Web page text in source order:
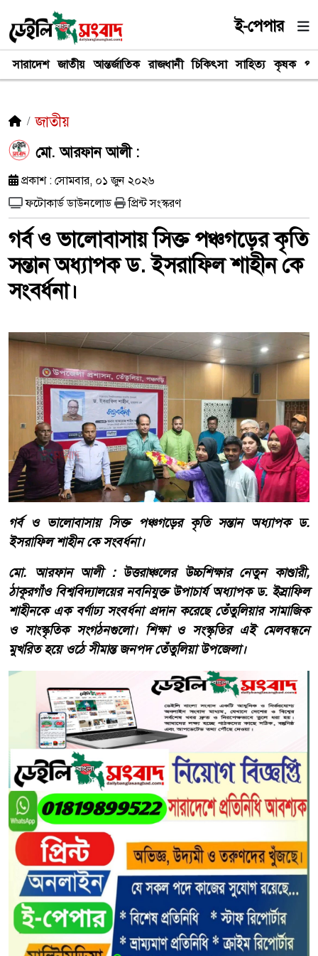
ই-পেপার
সারাদেশ জাতীয় আন্তর্জাতিক রাজধানী চিকিৎসা সাহিত্য কৃষক
জাতীয়
মো. আরফান আলী :
প্রকাশ : সোমবার, ০১ জুন ২০২৬
ফটোকার্ড ডাউনলোড
প্রিন্ট সংস্করণ
গর্ব ও ভালোবাসায় সিক্ত পঞ্চগড়ের কৃতি
সন্তান অধ্যাপক ড. ইসরাফিল শাহীন কে
সংবর্ধনা।
গর্ব ও ভালোবাসায় সিক্ত পঞ্চগড়ের কৃতি সন্তান অধ্যাপক ড.
ইসরাফিল শাহীন কে সংবর্ধনা।
মো. আরফান আলী : উত্তরাঞ্চলের উচ্চশিক্ষার নেতুন কাণ্ডারী,
ঠাকূরগাঁও বিশ্ববিদ্যালয়ের নবনিযুক্ত উপাচার্য অধ্যাপক ড. ইস্রাফিল
শাহীনকে এক বর্ণাঢ্য সংবর্ধনা প্রদান করেছে তেঁতুলিয়ার সামাজিক
ও সাংস্কৃতিক সংগঠনগুলো। শিক্ষা ও সংস্কৃতির এই মেলবন্ধনে
মুখরিত হয়ে ওঠে সীমান্ত জনপদ তেঁতুলিয়া উপজেলা।